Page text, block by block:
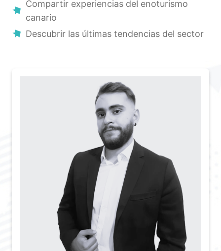
Compartir experiencias del enoturismo
canario
Descubrir las últimas tendencias del sector